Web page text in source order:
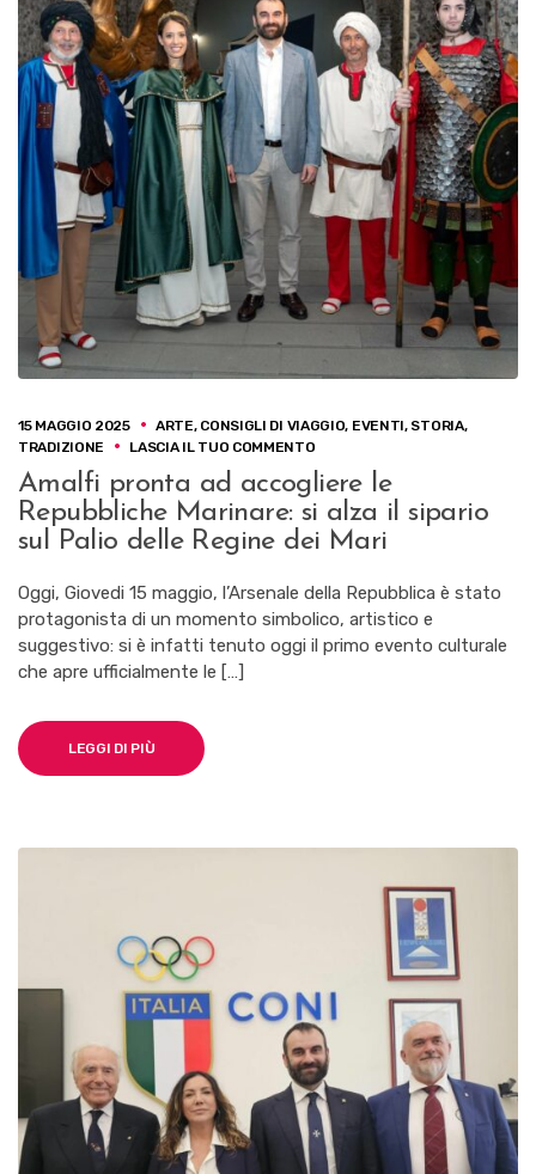
15 MAGGIO 2025 ARTE, CONSIGLI DI VIAGGIO, EVENTI, STORIA,
TRADIZIONE
LASCIA IL TUO COMMENTOSU
AMALFI
PRONTA
AD
ACCOGLIERE
LE
MARINARE:
SI
ALZA
Amalfi pronta ad accogliere le
Repubbliche Marinare: si alza il sipario
sul Palio delle Regine dei Mari
Oggi, Giovedi 15 maggio, l’Arsenale della Repubblica è stato
protagonista di un momento simbolico, artistico e
suggestivo: si è infatti tenuto oggi il primo evento culturale
che apre ufficialmente le […]
LEGGI DI PIÙ